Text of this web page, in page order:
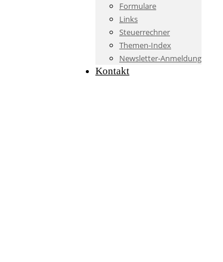
Formulare
Links
Steuerrechner
Themen-Index
Newsletter-Anmeldung
Kontakt